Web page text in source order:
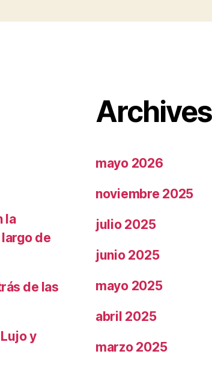
la
de
de las
y
Archives
mayo 2026
noviembre 2025
julio 2025
junio 2025
mayo 2025
abril 2025
marzo 2025